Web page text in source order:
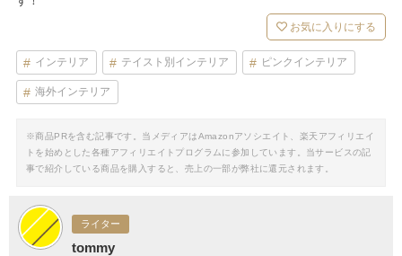
お気に入りにする
インテリア テイスト別インテリア ピンクインテリア
海外インテリア
※商品PRを含む記事です。当メディアはAmazonアソシエイト、楽天アフィリエイ
トを始めとした各種アフィリエイトプログラムに参加しています。当サービスの記
事で紹介している商品を購入すると、売上の一部が弊社に還元されます。
ライター
tommy